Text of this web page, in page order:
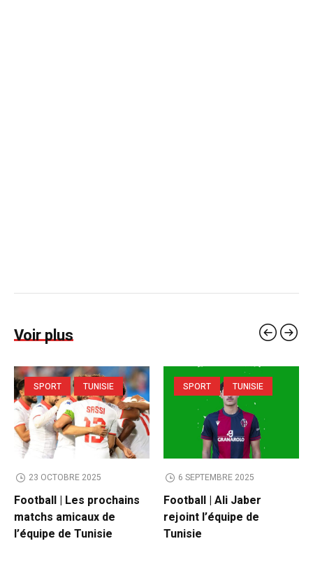
Voir plus
SPORT TUNISIE
23 OCTOBRE 2025
Football | Les prochains
matchs amicaux de
l’équipe de Tunisie
SPORT TUNISIE
6 SEPTEMBRE 2025
Football | Ali Jaber
rejoint l’équipe de
Tunisie